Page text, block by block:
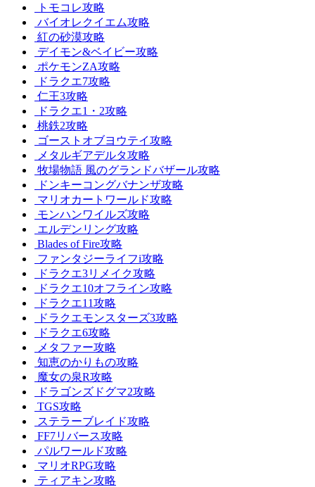
トモコレ攻略
バイオレクイエム攻略
紅の砂漠攻略
デイモン&ベイビー攻略
ポケモンZA攻略
ドラクエ7攻略
仁王3攻略
ドラクエ1・2攻略
桃鉄2攻略
ゴーストオブヨウテイ攻略
メタルギアデルタ攻略
牧場物語 風のグランドバザール攻略
ドンキーコングバナンザ攻略
マリオカートワールド攻略
モンハンワイルズ攻略
エルデンリング攻略
Blades of Fire攻略
ファンタジーライフi攻略
ドラクエ3リメイク攻略
ドラクエ10オフライン攻略
ドラクエ11攻略
ドラクエモンスターズ3攻略
ドラクエ6攻略
メタファー攻略
知恵のかりもの攻略
魔女の泉R攻略
ドラゴンズドグマ2攻略
TGS攻略
ステラーブレイド攻略
FF7リバース攻略
パルワールド攻略
マリオRPG攻略
ティアキン攻略